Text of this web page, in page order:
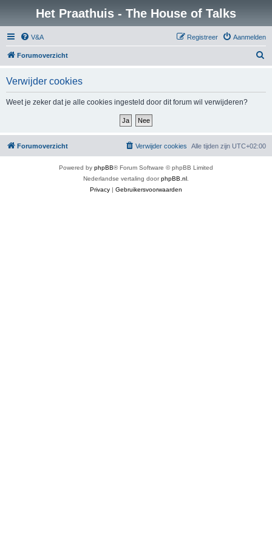
Het Praathuis - The House of Talks
V&A Aanmelden
Registreer
Forumoverzicht
Verwijder cookies
Weet je zeker dat je alle cookies ingesteld door dit forum wil verwijderen?
Forumoverzicht Alle tijden zijn UTC+02:00
Verwijder cookies
Powered by phpBB® Forum Software © phpBB Limited
Nederlandse vertaling doorphpBB.nl
Privacy | Gebruikersvoorwaarden